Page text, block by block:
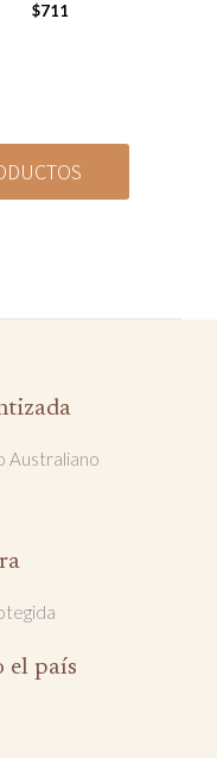
$711
Australiano
el país